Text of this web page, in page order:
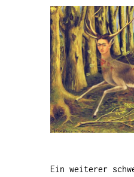
Ein weiterer